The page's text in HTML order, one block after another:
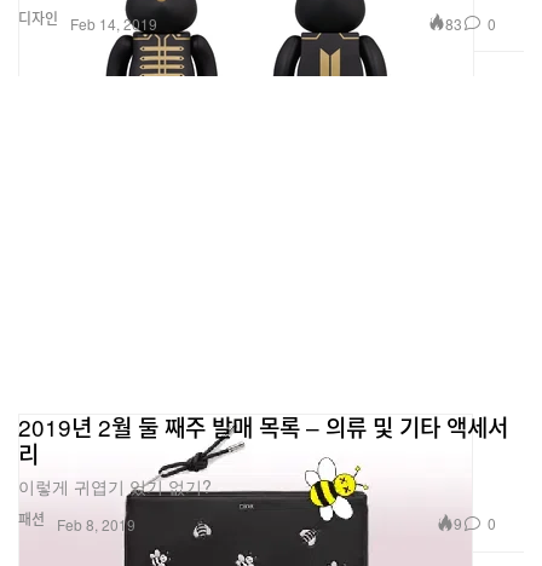
디자인 Feb 14, 2019 83 0
패션
2019년 2월 둘 째주 발매 목록 – 의류 및 기타 액세서
리
이렇게 귀엽기 있기 없기?
Feb 8, 2019 9 0